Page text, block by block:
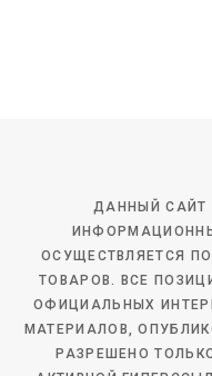
ДАННЫЙ САЙТ
ОСУЩЕСТВЛЯЕТСЯ
ТОВАРОВ. ВСЕ
ОФИЦИАЛЬНЫХ
МАТЕРИАЛОВ,
РАЗРЕШЕНО